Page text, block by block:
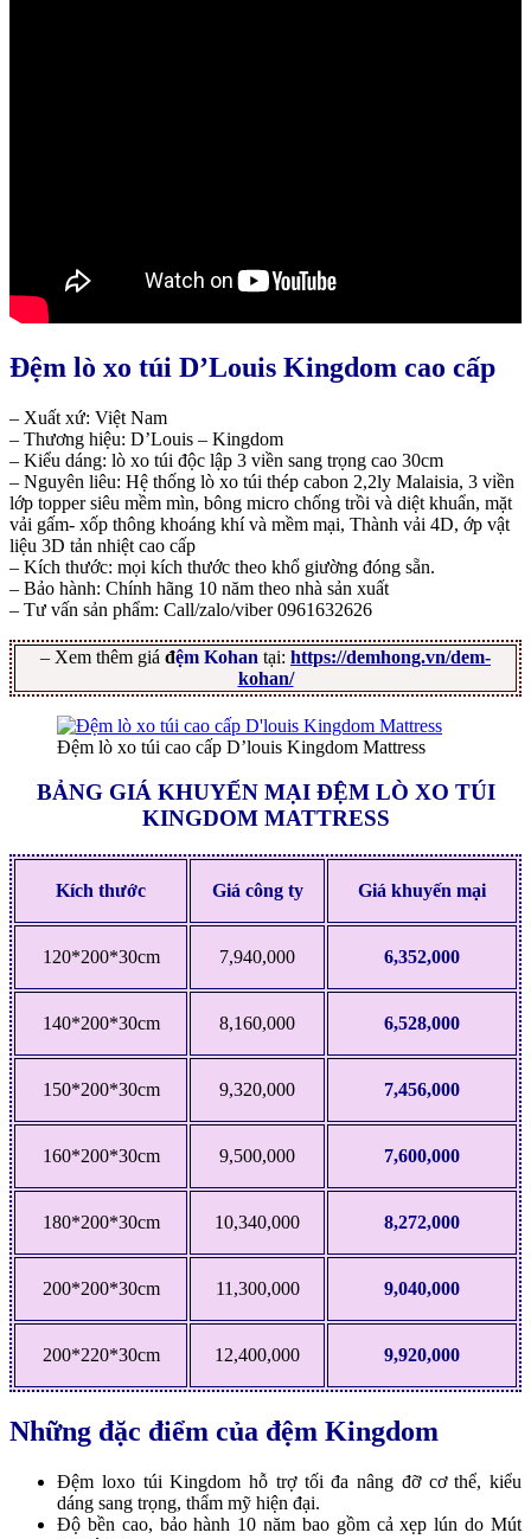
Đệm lò xo túi D’Louis Kingdom cao cấp
– Xuất xứ: Việt Nam
– Thương hiệu: D’Louis – Kingdom
– Kiểu dáng: lò xo túi độc lập 3 viền sang trọng cao 30cm
– Nguyên liêu: Hệ thống lò xo túi thép cabon 2,2ly Malaisia, 3 viền
lớp topper siêu mềm mìn, bông micro chống trồi và diệt khuẩn, mặt
vải gấm- xốp thông khoáng khí và mềm mại, Thành vải 4D, ớp vật
liệu 3D tản nhiệt cao cấp
– Kích thước: mọi kích thước theo khổ giường đóng sẵn.
– Bảo hành: Chính hãng 10 năm theo nhà sản xuất
– Tư vấn sản phẩm: Call/zalo/viber 0961632626
– Xem thêm giá đệm Kohan tại: https://demhong.vn/dem-
kohan/
Đệm lò xo túi cao cấp D’louis Kingdom Mattress
BẢNG GIÁ KHUYẾN MẠI ĐỆM LÒ XO TÚI
KINGDOM MATTRESS
Kích thước Giá công ty Giá khuyến mại
120*200*30cm 7,940,000 6,352,000
140*200*30cm 8,160,000 6,528,000
150*200*30cm 9,320,000 7,456,000
160*200*30cm 9,500,000 7,600,000
180*200*30cm 10,340,000 8,272,000
200*200*30cm 11,300,000 9,040,000
200*220*30cm 12,400,000 9,920,000
Những đặc điểm của đệm Kingdom
Đệm loxo túi Kingdom hỗ trợ tối đa nâng đỡ cơ thể, kiểu
dáng sang trọng, thẩm mỹ hiện đại.
Độ bền cao, bảo hành 10 năm bao gồm cả xẹp lún do Mút